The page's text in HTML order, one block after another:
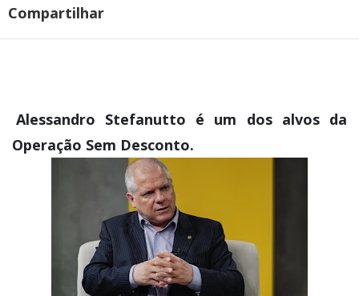
Compartilhar
Alessandro Stefanutto é um dos alvos da
Operação Sem Desconto.